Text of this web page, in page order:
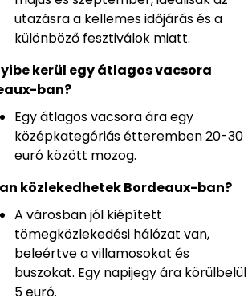
utazásra a kellemes időjárás és a
különböző fesztiválok miatt.
kerül egy átlagos vacsora
ban?
Egy átlagos vacsora ára egy
középkategóriás étteremben 20-30
euró között mozog.
közlekedhetek Bordeaux-ban?
A városban jól kiépített
tömegközlekedési hálózat van,
beleértve a villamosokat és
buszokat. Egy napijegy ára körülbelül
5 euró.